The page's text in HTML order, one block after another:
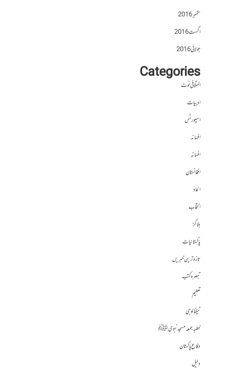
ستمبر 2016
اگست 2016
جولائی 2016
Categories
اختلافی نوٹ
ادبیات
اسپورٹس
افسانہ
افسانہ
افغانستان
الحاد
انتخاب
بلاگز
پاکستانیات
تازہ ترین خبریں
تبصرہ کتب
تعلیم
ٹیکنالوجی
خطبہ جمعہ مسجد نبوی ﷺ
دفاع پاکستان
دلیل